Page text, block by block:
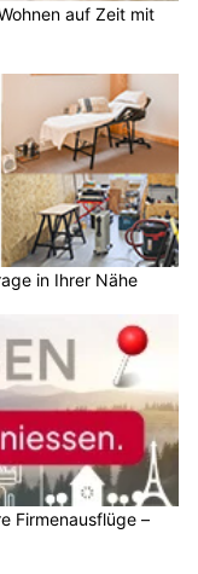
auf Zeit mit
in Ihrer Nähe
Firmenausflüge –